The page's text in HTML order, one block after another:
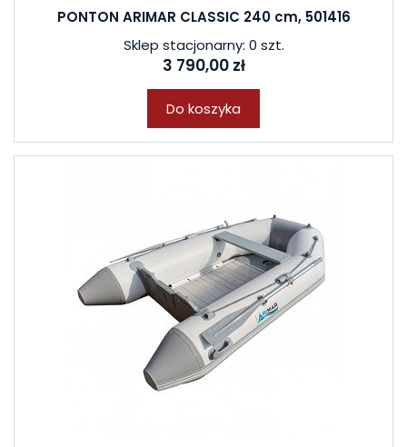
PONTON ARIMAR CLASSIC 240 cm, 501416
Sklep stacjonarny: 0 szt.
3 790,00 zł
Do koszyka